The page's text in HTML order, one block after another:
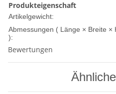
Produkteigenschaft
Artikelgewicht:
Abmessungen ( Länge × Breite ×
):
Bewertungen